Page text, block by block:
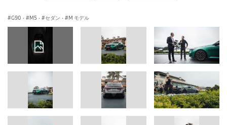
G90 · M5 · セダン · M モデル